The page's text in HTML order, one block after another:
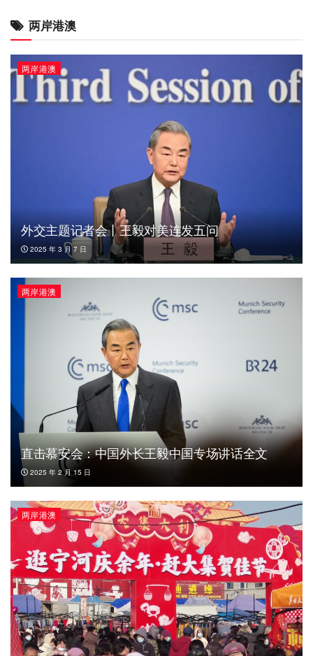
两岸港澳
两岸港澳
外交主题记者会丨王毅对美连发五问
2025 年 3 月 7 日
两岸港澳
直击慕安会：中国外长王毅中国专场讲话全文
2025 年 2 月 15 日
两岸港澳